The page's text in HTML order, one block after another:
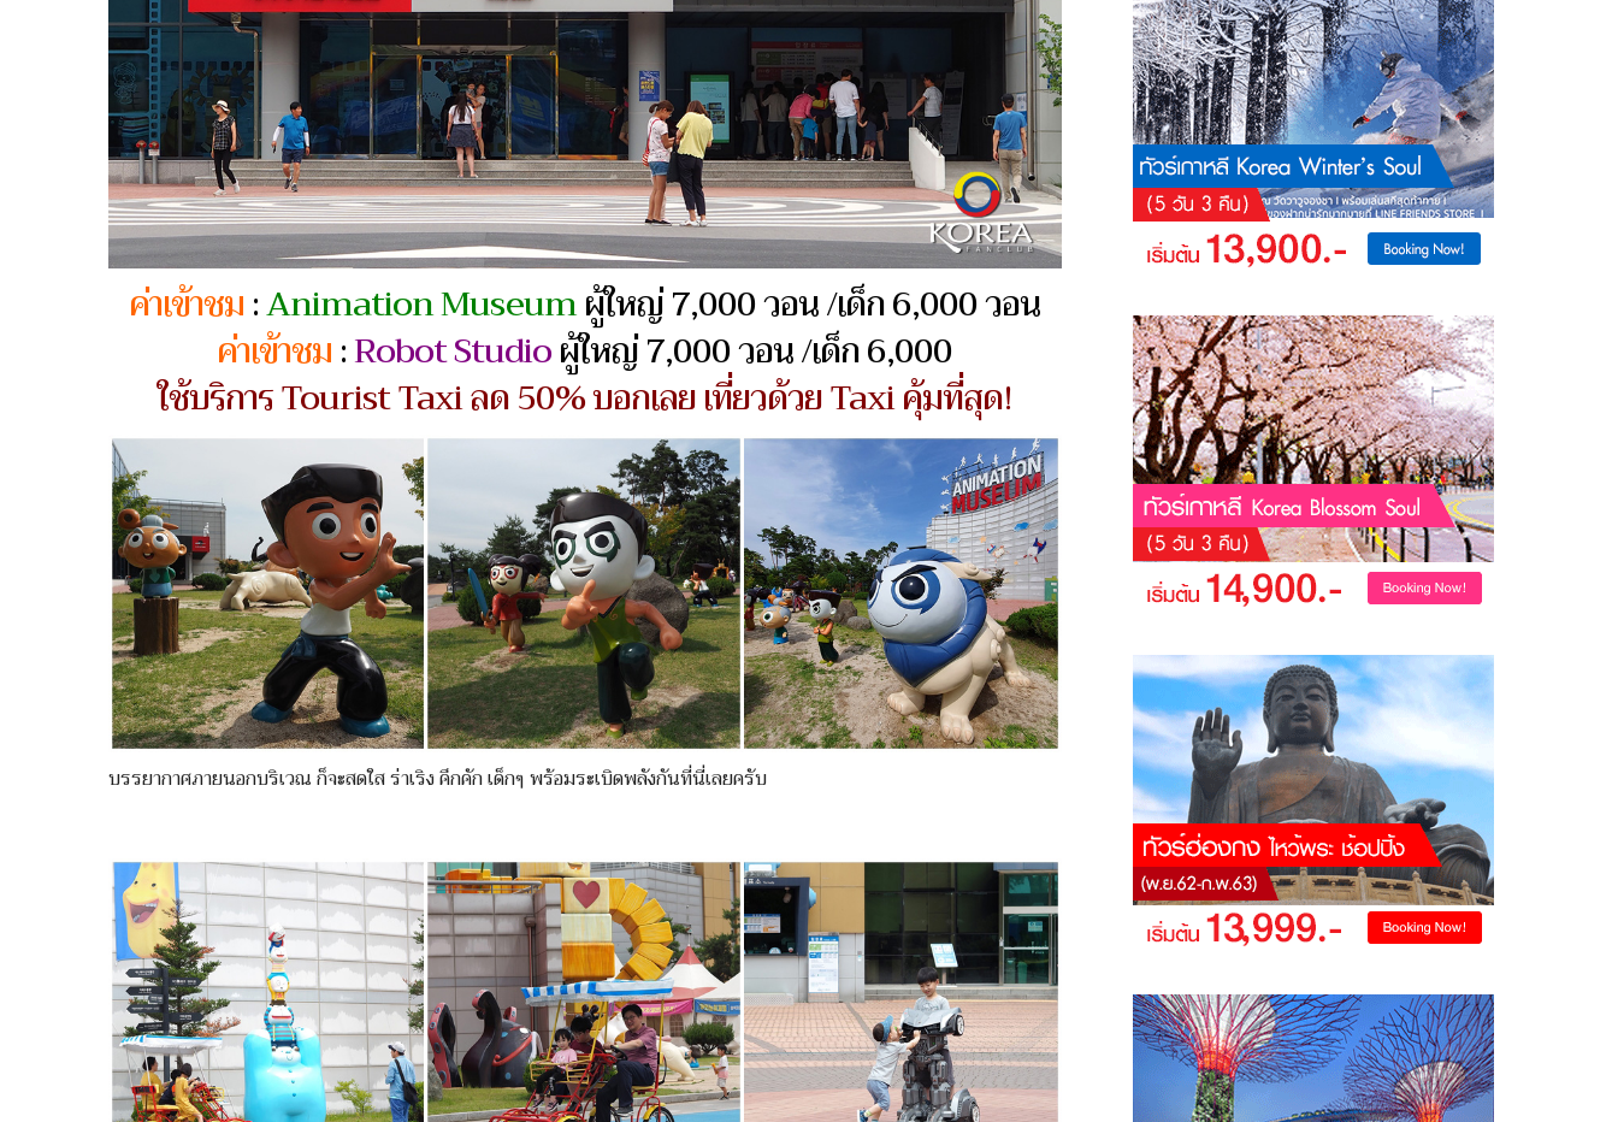
ค่าเข้าชม:Animation Museumผู้ใหญ่ 7,000 วอน /เด็ก 6,000 วอน
ค่าเข้าชม:Robot Studioผู้ใหญ่ 7,000 วอน /เด็ก 6,000
ใช้บริการ Tourist Taxi ลด 50% บอกเลย เที่ยวด้วย Taxi คุ้มที่สุด!
บรรยากาศภายนอกบริเวณ ก็จะสดใส ร่าเริง คึกคัก เด็กๆ พร้อมระเบิดพลังกันที่นี่เลยครับ